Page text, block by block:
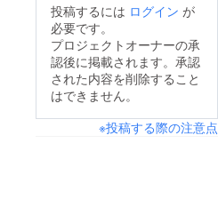
投稿するには ログイン が
必要です。
プロジェクトオーナーの承
認後に掲載されます。承認
された内容を削除すること
はできません。
※投稿する際の注意点